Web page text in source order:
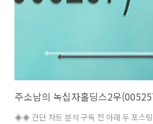
덕분에 ..
◈◈ 간단 차트 분석 구독 전 아래 두 포스